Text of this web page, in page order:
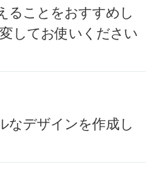
ることをおすすめし
してお使いください
なデザインを作成し